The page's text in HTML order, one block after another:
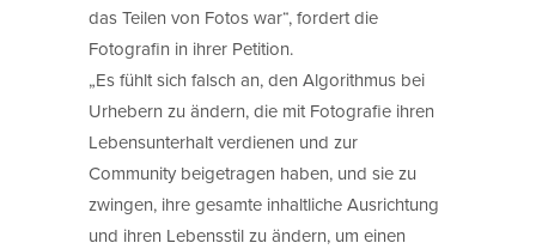
das Teilen von Fotos war“, fordert die
Fotografin in ihrer Petition.
„Es fühlt sich falsch an, den Algorithmus bei
Urhebern zu ändern, die mit Fotografie ihren
Lebensunterhalt verdienen und zur
Community beigetragen haben, und sie zu
zwingen, ihre gesamte inhaltliche Ausrichtung
und ihren Lebensstil zu ändern, um einen